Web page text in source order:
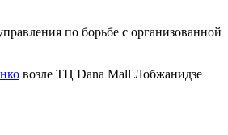
по борьбе с организованной
возле ТЦ Dana Mall Лобжанидзе